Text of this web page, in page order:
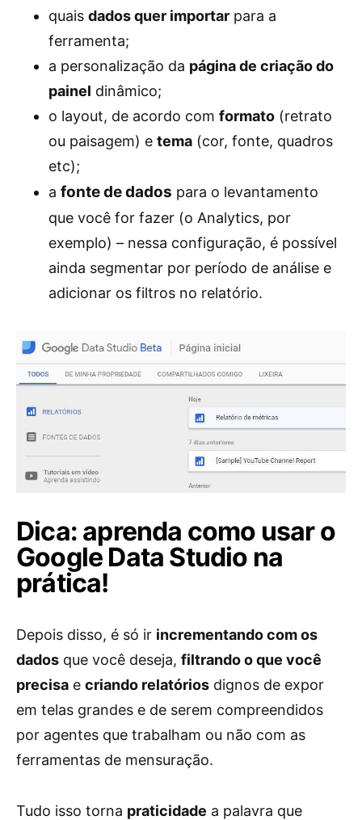
quais dados quer importar para a
ferramenta;
a personalização da página de criação do
painel dinâmico;
o layout, de acordo com formato (retrato
ou paisagem) e tema (cor, fonte, quadros
etc);
a fonte de dados para o levantamento
que você for fazer (o Analytics, por
exemplo) – nessa configuração, é possível
ainda segmentar por período de análise e
adicionar os filtros no relatório.
Dica: aprenda como usar o
Google Data Studio na
prática!
Depois disso, é só ir incrementando com os
dados que você deseja, filtrando o que você
precisa e criando relatórios dignos de expor
em telas grandes e de serem compreendidos
por agentes que trabalham ou não com as
ferramentas de mensuração.
Tudo isso torna praticidade a palavra que